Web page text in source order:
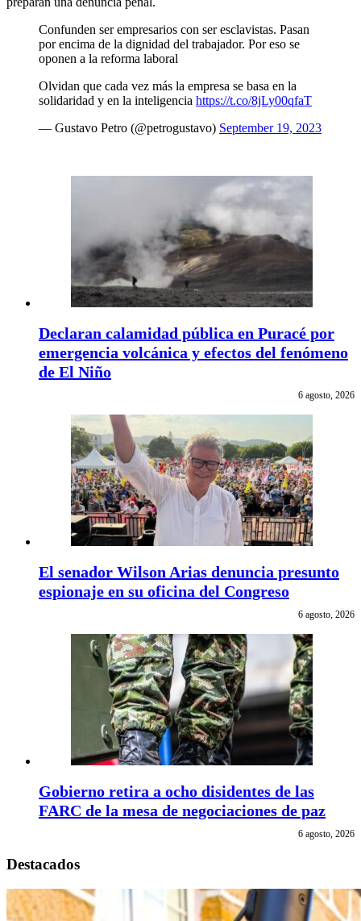
Confunden ser empresarios con ser esclavistas. Pasan
por encima de la dignidad del trabajador. Por eso se
oponen a la reforma laboral
Olvidan que cada vez más la empresa se basa en la
solidaridad y en la inteligencia https://t.co/8jLy00qfaT
— Gustavo Petro (@petrogustavo) September 19, 2023
Declaran calamidad pública en Puracé por
emergencia volcánica y efectos del fenómeno
de El Niño
6 agosto, 2026
El senador Wilson Arias denuncia presunto
espionaje en su oficina del Congreso
6 agosto, 2026
Gobierno retira a ocho disidentes de las
FARC de la mesa de negociaciones de paz
6 agosto, 2026
Destacados